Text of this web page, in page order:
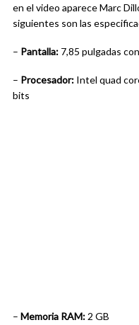
en el video aparece Marc
siguientes son las
– Pantalla: 7,85 pulgadas
– Procesador: Intel quad
bits
– Memoria RAM: 2 GB